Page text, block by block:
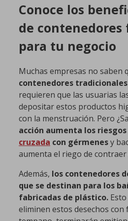
Conoce los
de contenedores
para tu negocio
Muchas empresas no saben
contenedores
requieren que las usuarias
depositar estos productos
con la menstruación. Pero
acción aumenta los riesgos
cruzada con gérmenesy
aumenta el riego de
Además, los contenedores
que se destinan para los
fabricadas de plástico.
eliminen estos desechos con